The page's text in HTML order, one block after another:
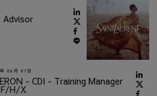
Advisor
08月 07日
- CDI - Training Manager
H/X